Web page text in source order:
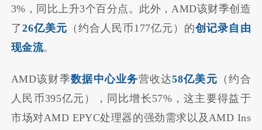
3%，同比上升3个百分点。此外，AMD该财季创造
了26亿美元 （约合人民币177亿元）的创记录自由
现金流。
AMD该财季数据中心业务营收达58亿美元 （约合
人民币395亿元），同比增长57%，这主要得益于
市场对AMD EPYC处理器的强劲需求以及AMD Ins